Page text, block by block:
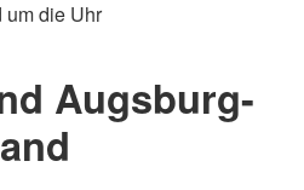
um die Uhr
Augsburg-